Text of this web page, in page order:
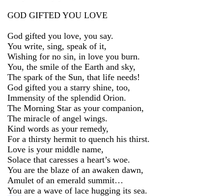
GOD GIFTED YOU LOVE
God gifted you love, you say.
You write, sing, speak of it,
Wishing for no sin, in love you burn.
You, the smile of the Earth and sky,
The spark of the Sun, that life needs!
God gifted you a starry shine, too,
Immensity of the splendid Orion.
The Morning Star as your companion,
The miracle of angel wings.
Kind words as your remedy,
For a thirsty hermit to quench his thirst.
Love is your middle name,
Solace that caresses a heart’s woe.
You are the blaze of an awaken dawn,
Amulet of an emerald summit…
You are a wave of lace hugging its sea.